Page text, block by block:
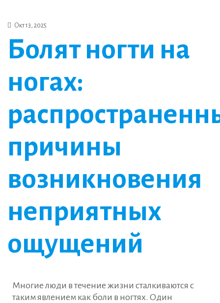
Окт 13, 2025
Болят ногти на
ногах:
причины
возникновения
неприятных
ощущений
Многие люди в течение жизни сталкиваются с
таким явлением как боли в ногтях. Один